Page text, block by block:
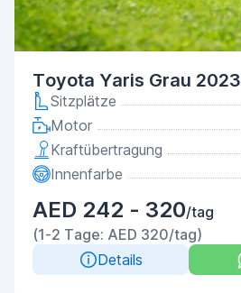
Toyota Yaris Grau 2023
Sitzplätze
Motor
Kraftübertragung
Innenfarbe
AED 242 - 320/tag
(1-2 Tage: AED 320/tag)
Details